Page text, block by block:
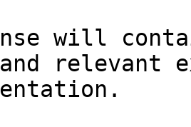
will
relevant